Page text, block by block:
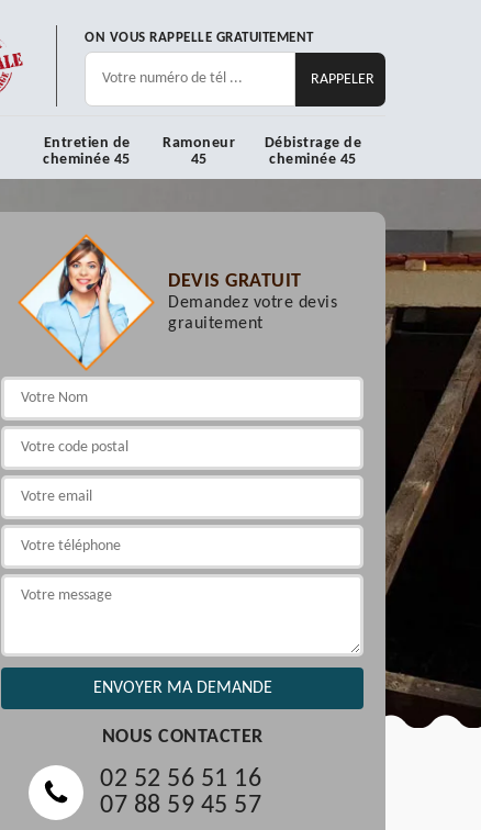
ON VOUS RAPPELLE GRATUITEMENT
Entretien de
cheminée 45
Ramoneur
45
Débistrage de
cheminée 45
DEVIS GRATUIT
Demandez votre devis
grauitement
NOUS CONTACTER
02 52 56 51 16
07 88 59 45 57